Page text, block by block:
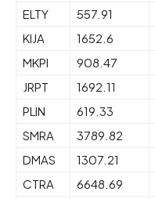
ELTY
557.91
KIJA
1652.6
MKPI
908.47
JRPT
1692.11
PLIN
619.33
SMRA
3789.82
DMAS
1307.21
CTRA
6648.69